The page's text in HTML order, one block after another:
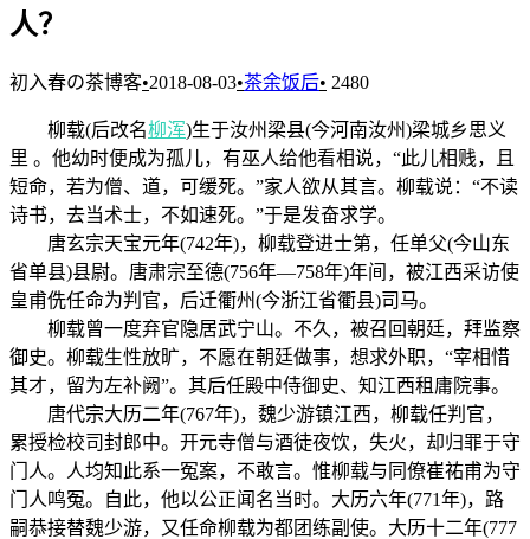
人？
初入春の茶博客•2018-08-03•茶余饭后• 2480
柳载(后改名柳浑)生于汝州梁县(今河南汝州)梁城乡思义
里 。他幼时便成为孤儿，有巫人给他看相说，“此儿相贱，且
短命，若为僧、道，可缓死。”家人欲从其言。柳载说：“不读
诗书，去当术士，不如速死。”于是发奋求学。
唐玄宗天宝元年(742年)，柳载登进士第，任单父(今山东
省单县)县尉。唐肃宗至德(756年—758年)年间，被江西采访使
皇甫侁任命为判官，后迁衢州(今浙江省衢县)司马。
柳载曾一度弃官隐居武宁山。不久，被召回朝廷，拜监察
御史。柳载生性放旷，不愿在朝廷做事，想求外职，“宰相惜
其才，留为左补阙”。其后任殿中侍御史、知江西租庸院事。
唐代宗大历二年(767年)，魏少游镇江西，柳载任判官，
累授检校司封郎中。开元寺僧与酒徒夜饮，失火，却归罪于守
门人。人均知此系一冤案，不敢言。惟柳载与同僚崔祐甫为守
门人鸣冤。自此，他以公正闻名当时。大历六年(771年)，路
嗣恭接替魏少游，又任命柳载为都团练副使。大历十二年(777